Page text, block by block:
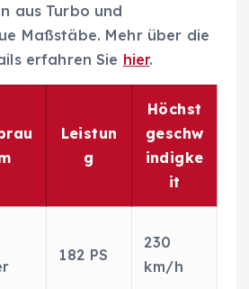
aus Turbo und
Maßstäbe. Mehr über die
erfahren Sie hier.
Leistun
g
Höchst
geschw
indigke
it
182 PS
230
km/h